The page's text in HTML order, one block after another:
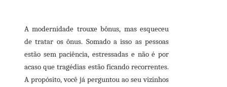
A modernidade trouxe bônus, mas esqueceu
de tratar os ônus. Somado a isso as pessoas
estão sem paciência, estressadas e não é por
acaso que tragédias estão ficando recorrentes.
A propósito, você já perguntou ao seu vizinhos